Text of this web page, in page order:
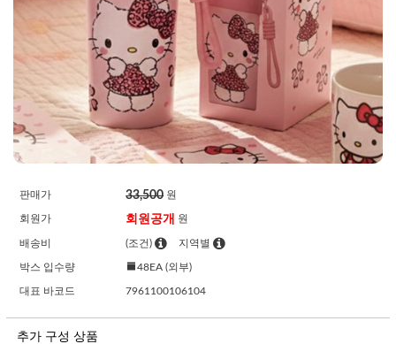
판매가 33,500원
회원가 회원공개 원
배송비 (조건) 지역별
박스 입수량 48EA (외부)
대표 바코드 7961100106104
추가 구성 상품